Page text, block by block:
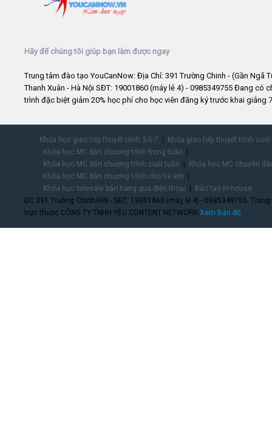
Hãy để chúng tôi giúp bạn làm được ngay
Trung tâm đào tạo YouCanNow: Địa Chỉ: 391 Trường Chinh - (Gần Ngã
Thanh Xuân - Hà Nội SĐT: 19001860 (máy lẻ 4) - 0985349755 Đang có
trình đặc biệt giảm 20% học phí cho học viên đăng ký trước khai giảng
Khóa học giao tiếp thuyết trình 3-5-7
Khóa giao tiếp thuyết trình
Khóa học MC dẫn chương trình trong tuần
Khóa học MC dẫn chương trình cuối tuần
Khóa học MC chuyên
Khóa học MC dẫn chương trình cho trẻ em
Khóa học telesale bán hàng qua điện thoại
Đào tạo In-house
ĐC:391 Trường Chinh/HN - SĐT: 19001860 (máy lẻ 4) - 0985349755.
trực thuộc CÔNG TY TNHH YÊU CONTENT NETWORK.Xem Bản đồ